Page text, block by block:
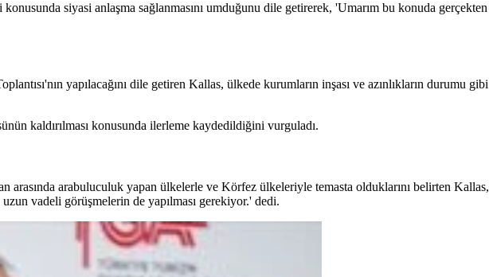
siyasi anlaşma sağlanmasını umduğunu dile getirerek, 'Umarım bu konuda gerçekten
yapılacağını dile getiren Kallas, ülkede kurumların inşası ve azınlıkların durumu gibi
kaldırılması konusunda ilerleme kaydedildiğini vurguladı.
arabuluculuk yapan ülkelerle ve Körfez ülkeleriyle temasta olduklarını belirten Kallas,
vadeli görüşmelerin de yapılması gerekiyor.' dedi.